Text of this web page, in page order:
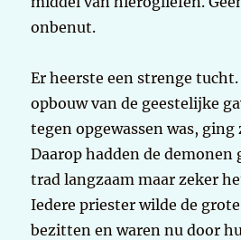
onbenut.
Er heerste een strenge
opbouw van de geestelijke
tegen opgewassen was, ging
Daarop hadden de demonen
trad langzaam maar zeker
Iedere priester wilde de
bezitten en waren nu door